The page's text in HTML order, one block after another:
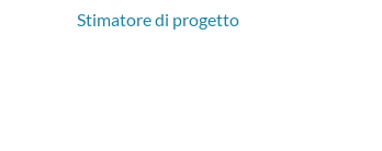
Stimatore di progetto